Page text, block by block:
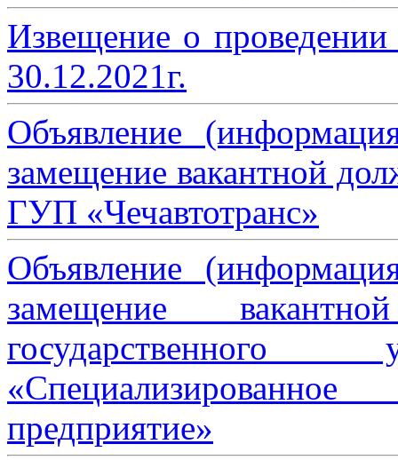
Извещение о
30.12.2021г.
Объявление
замещение вакантной
ГУП «Чечавтотранс»
Объявление
замещение
государственного
«Специализированное
предприятие»